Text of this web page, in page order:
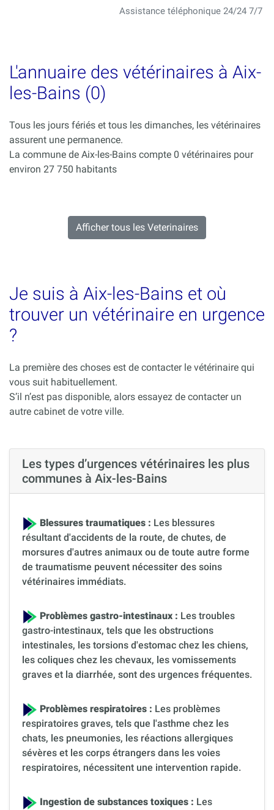
Assistance téléphonique 24/24 7/7
L'annuaire des vétérinaires à Aix-
les-Bains (0)
Tous les jours fériés et tous les dimanches, les vétérinaires
assurent une permanence.
La commune de Aix-les-Bains compte 0 vétérinaires pour
environ 27 750 habitants
Afficher tous les Veterinaires
Je suis à Aix-les-Bains et où
trouver un vétérinaire en urgence
?
La première des choses est de contacter le vétérinaire qui
vous suit habituellement.
S’il n’est pas disponible, alors essayez de contacter un
autre cabinet de votre ville.
Les types d’urgences vétérinaires les plus
communes à Aix-les-Bains
Blessures traumatiques : Les blessures
résultant d'accidents de la route, de chutes, de
morsures d'autres animaux ou de toute autre forme
de traumatisme peuvent nécessiter des soins
vétérinaires immédiats.
Problèmes gastro-intestinaux : Les troubles
gastro-intestinaux, tels que les obstructions
intestinales, les torsions d'estomac chez les chiens,
les coliques chez les chevaux, les vomissements
graves et la diarrhée, sont des urgences fréquentes.
Problèmes respiratoires : Les problèmes
respiratoires graves, tels que l'asthme chez les
chats, les pneumonies, les réactions allergiques
sévères et les corps étrangers dans les voies
respiratoires, nécessitent une intervention rapide.
Ingestion de substances toxiques : Les